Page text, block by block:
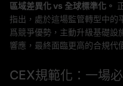
區域差異化 vs 全球標準化。
指出，處於這場監管轉型中的
爲競爭優勢，主動升級基礎設
響應，最終面臨更高的合規代
CEX規範化：一場